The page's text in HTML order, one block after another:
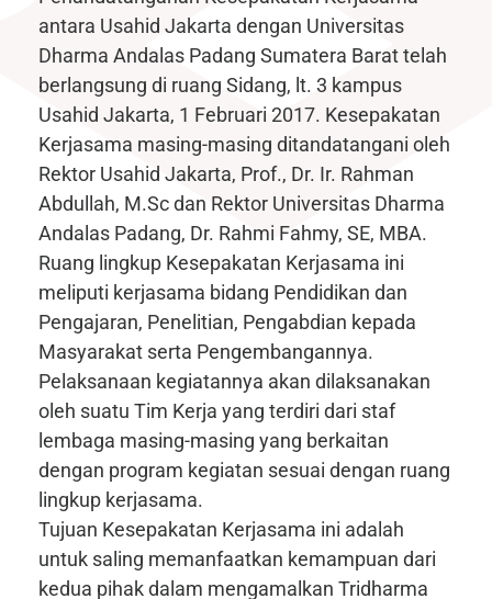
antara Usahid Jakarta dengan Universitas
Dharma Andalas Padang Sumatera Barat telah
berlangsung di ruang Sidang, lt. 3 kampus
Usahid Jakarta, 1 Februari 2017. Kesepakatan
Kerjasama masing-masing ditandatangani oleh
Rektor Usahid Jakarta, Prof., Dr. Ir. Rahman
Abdullah, M.Sc dan Rektor Universitas Dharma
Andalas Padang, Dr. Rahmi Fahmy, SE, MBA.
Ruang lingkup Kesepakatan Kerjasama ini
meliputi kerjasama bidang Pendidikan dan
Pengajaran, Penelitian, Pengabdian kepada
Masyarakat serta Pengembangannya.
Pelaksanaan kegiatannya akan dilaksanakan
oleh suatu Tim Kerja yang terdiri dari staf
lembaga masing-masing yang berkaitan
dengan program kegiatan sesuai dengan ruang
lingkup kerjasama.
Tujuan Kesepakatan Kerjasama ini adalah
untuk saling memanfaatkan kemampuan dari
kedua pihak dalam mengamalkan Tridharma